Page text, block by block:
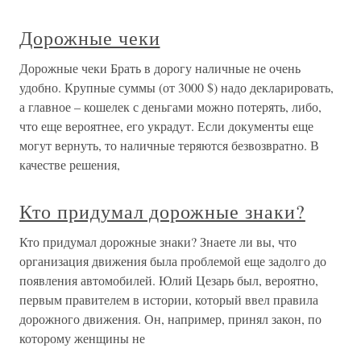
Дорожные чеки
Дорожные чеки Брать в дорогу наличные не очень
удобно. Крупные суммы (от 3000 $) надо декларировать,
а главное – кошелек с деньгами можно потерять, либо,
что еще вероятнее, его украдут. Если документы еще
могут вернуть, то наличные теряются безвозвратно. В
качестве решения,
Кто придумал дорожные знаки?
Кто придумал дорожные знаки? Знаете ли вы, что
организация движения была проблемой еще задолго до
появления автомобилей. Юлий Цезарь был, вероятно,
первым правителем в истории, который ввел правила
дорожного движения. Он, например, принял закон, по
которому женщины не